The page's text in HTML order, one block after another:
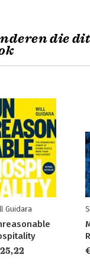
die
Guidara